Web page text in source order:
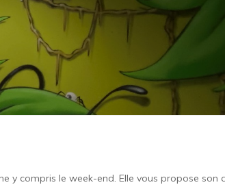
y compris le week-end. Elle vous propose son